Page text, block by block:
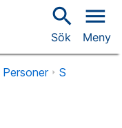
search
Sök
menu
Meny
Personer S